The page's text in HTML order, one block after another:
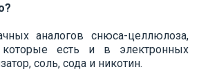
аналогов снюса-целлюлоза,
которые есть и в электронных
соль, сода и никотин.